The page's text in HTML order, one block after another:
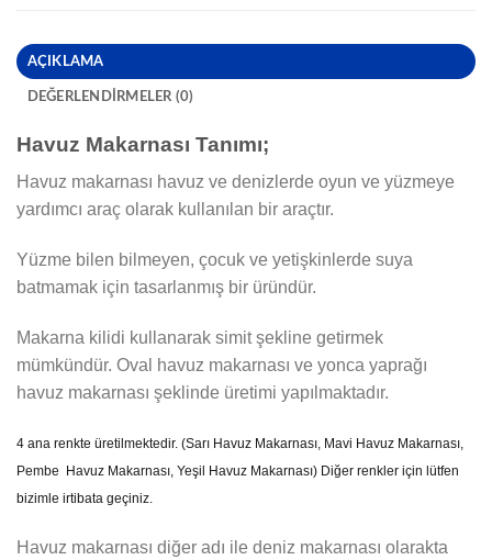
AÇIKLAMA
DEĞERLENDIRMELER (0)
Havuz Makarnası Tanımı;
Havuz makarnası havuz ve denizlerde oyun ve yüzmeye
yardımcı araç olarak kullanılan bir araçtır.
Yüzme bilen bilmeyen, çocuk ve yetişkinlerde suya
batmamak için tasarlanmış bir üründür.
Makarna kilidi kullanarak simit şekline getirmek
mümkündür. Oval havuz makarnası ve yonca yaprağı
havuz makarnası şeklinde üretimi yapılmaktadır.
4 ana renkte üretilmektedir. (Sarı Havuz Makarnası, Mavi Havuz Makarnası,
Pembe Havuz Makarnası, Yeşil Havuz Makarnası) Diğer renkler için lütfen
bizimle irtibata geçiniz.
Havuz makarnası diğer adı ile deniz makarnası olarakta